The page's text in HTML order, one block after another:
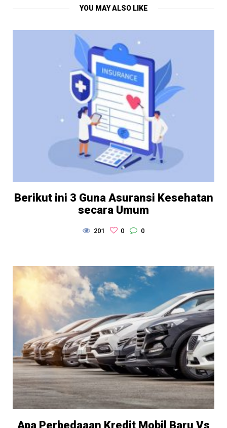
YOU MAY ALSO LIKE
Berikut ini 3 Guna Asuransi Kesehatan
secara Umum
201 0 0
Apa Perbedaaan Kredit Mobil Baru Vs